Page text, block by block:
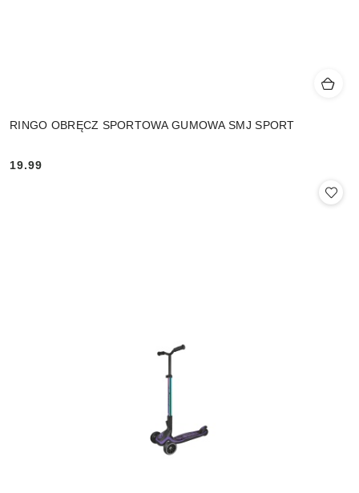
RINGO OBRĘCZ SPORTOWA GUMOWA SMJ SPORT
Cena:
19.99